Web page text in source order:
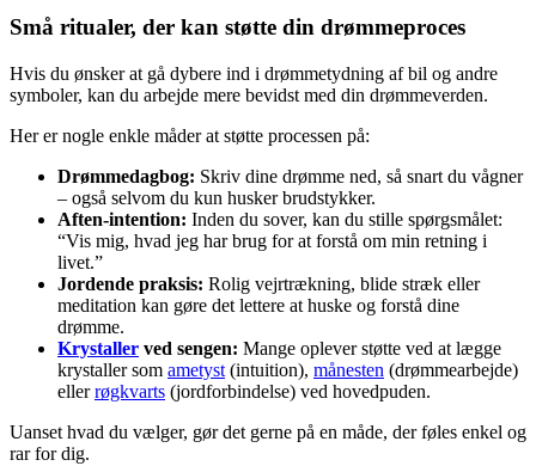
Små ritualer, der kan støtte din drømmeproces
Hvis du ønsker at gå dybere ind i drømmetydning af bil og andre
symboler, kan du arbejde mere bevidst med din drømmeverden.
Her er nogle enkle måder at støtte processen på:
Drømmedagbog: Skriv dine drømme ned, så snart du vågner
– også selvom du kun husker brudstykker.
Aften-intention: Inden du sover, kan du stille spørgsmålet:
“Vis mig, hvad jeg har brug for at forstå om min retning i
livet.”
Jordende praksis: Rolig vejrtrækning, blide stræk eller
meditation kan gøre det lettere at huske og forstå dine
drømme.
Krystaller ved sengen: Mange oplever støtte ved at lægge
krystaller som ametyst (intuition), månesten (drømmearbejde)
ellerrøgkvarts (jordforbindelse) ved hovedpuden.
Uanset hvad du vælger, gør det gerne på en måde, der føles enkel og
rar for dig.